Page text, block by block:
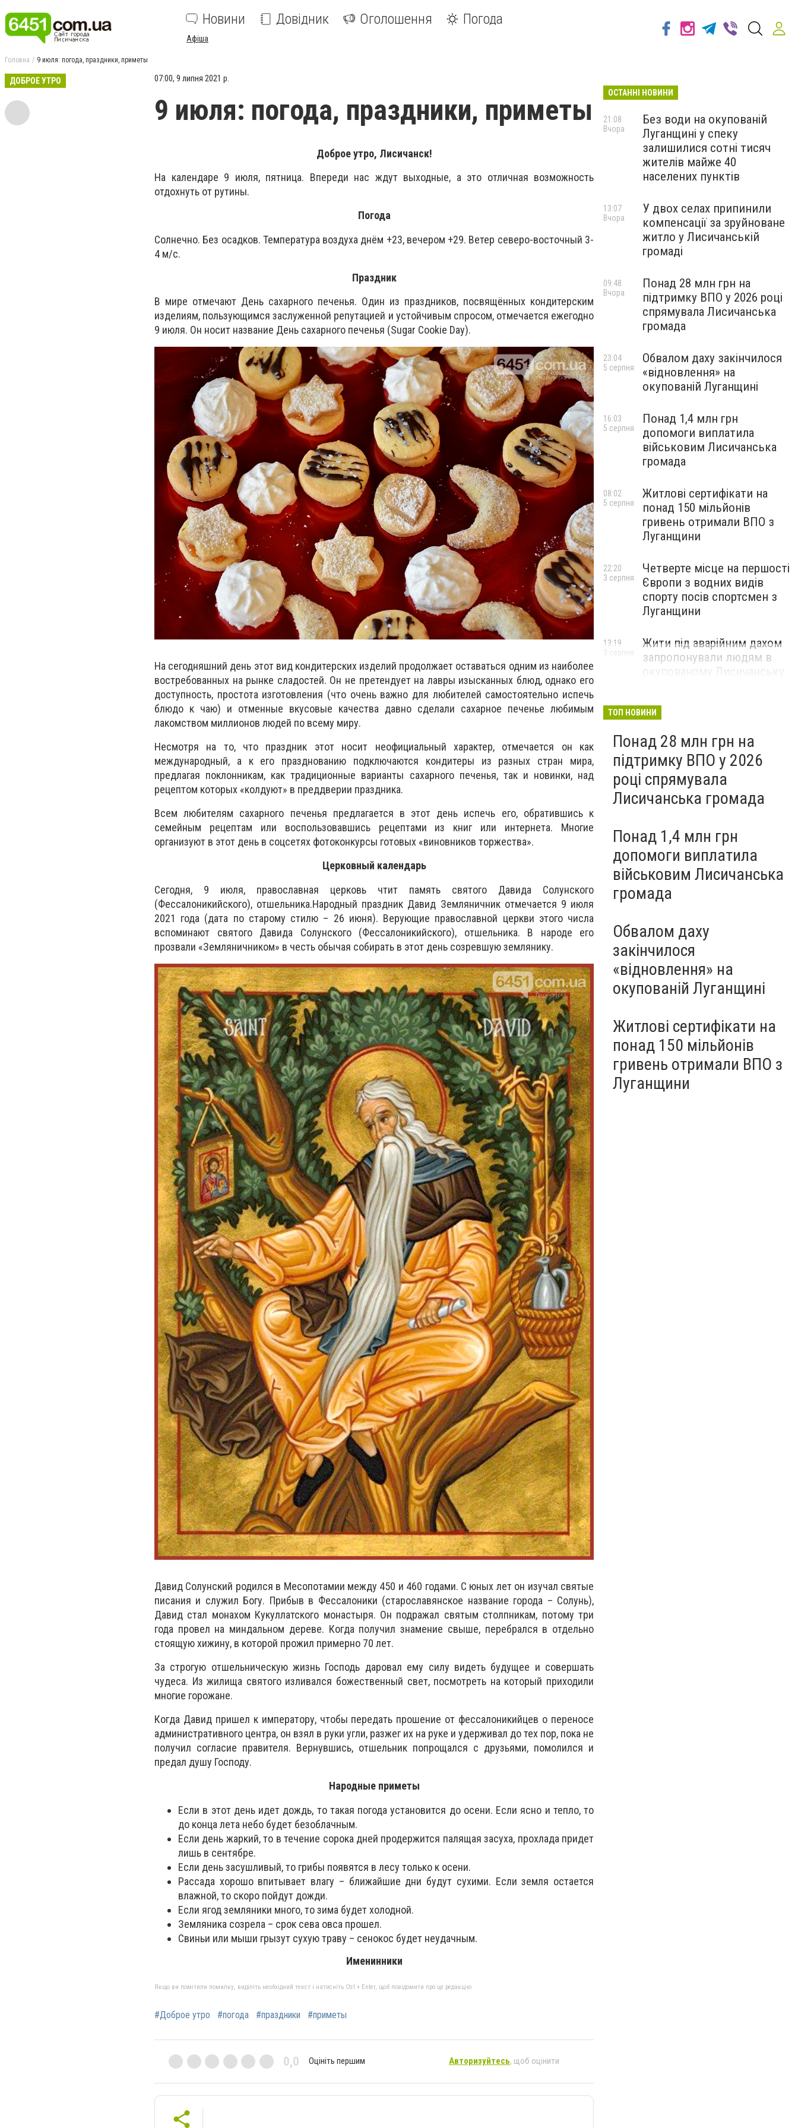
Новини Довідник Оголошення Погода
Афіша
Головна 9 июля: погода, праздники, приметы
ДОБРОЕ УТРО 07:00, 9 липня 2021 р.
9 июля: погода, праздники, приметы
Доброе утро, Лисичанск!
На календаре 9 июля, пятница. Впереди нас ждут выходные, а это отличная возможность
отдохнуть от рутины.
Погода
Солнечно. Без осадков. Температура воздуха днём +23, вечером +29. Ветер северо-восточный 3-
4 м/с.
Праздник
В мире отмечают День сахарного печенья. Один из праздников, посвящённых кондитерским
изделиям, пользующимся заслуженной репутацией и устойчивым спросом, отмечается ежегодно
9 июля. Он носит название День сахарного печенья (Sugar Cookie Day).
На сегодняшний день этот вид кондитерских изделий продолжает оставаться одним из наиболее
востребованных на рынке сладостей. Он не претендует на лавры изысканных блюд, однако его
доступность, простота изготовления (что очень важно для любителей самостоятельно испечь
блюдо к чаю) и отменные вкусовые качества давно сделали сахарное печенье любимым
лакомством миллионов людей по всему миру.
Несмотря на то, что праздник этот носит неофициальный характер, отмечается он как
международный, а к его празднованию подключаются кондитеры из разных стран мира,
предлагая поклонникам, как традиционные варианты сахарного печенья, так и новинки, над
рецептом которых «колдуют» в преддверии праздника.
Всем любителям сахарного печенья предлагается в этот день испечь его, обратившись к
семейным рецептам или воспользовавшись рецептами из книг или интернета. Многие
организуют в этот день в соцсетях фотоконкурсы готовых «виновников торжества».
Церковный календарь
Сегодня, 9 июля, православная церковь чтит память святого Давида Солунского
(Фессалоникийского), отшельника.Народный праздник Давид Земляничник отмечается 9 июля
2021 года (дата по старому стилю – 26 июня). Верующие православной церкви этого числа
вспоминают святого Давида Солунского (Фессалоникийского), отшельника. В народе его
прозвали «Земляничником» в честь обычая собирать в этот день созревшую землянику.
Давид Солунский родился в Месопотамии между 450 и 460 годами. С юных лет он изучал святые
писания и служил Богу. Прибыв в Фессалоники (старославянское название города – Солунь),
Давид стал монахом Кукуллатского монастыря. Он подражал святым столпникам, потому три
года провел на миндальном дереве. Когда получил знамение свыше, перебрался в отдельно
стоящую хижину, в которой прожил примерно 70 лет.
За строгую отшельническую жизнь Господь даровал ему силу видеть будущее и совершать
чудеса. Из жилища святого изливался божественный свет, посмотреть на который приходили
многие горожане.
Когда Давид пришел к императору, чтобы передать прошение от фессалоникийцев о переносе
административного центра, он взял в руки угли, разжег их на руке и удерживал до тех пор, пока не
получил согласие правителя. Вернувшись, отшельник попрощался с друзьями, помолился и
предал душу Господу.
Народные приметы
Если в этот день идет дождь, то такая погода установится до осени. Если ясно и тепло, то
до конца лета небо будет безоблачным.
Если день жаркий, то в течение сорока дней продержится палящая засуха, прохлада придет
лишь в сентябре.
Если день засушливый, то грибы появятся в лесу только к осени.
Рассада хорошо впитывает влагу – ближайшие дни будут сухими. Если земля остается
влажной, то скоро пойдут дожди.
Если ягод земляники много, то зима будет холодной.
Земляника созрела – срок сева овса прошел.
Свиньи или мыши грызут сухую траву – сенокос будет неудачным.
Именинники
Якщо ви помітили помилку, виділіть необхідний текст і натисніть Ctrl + Enter, щоб повідомити про це редакцію
#Доброе утро #погода #праздники #приметы
0,0 Оцініть першим Авторизуйтесь, щоб оцінити
ОСТАННІ НОВИНИ
Без води на окупованій
Луганщині у спеку
залишилися сотні тисяч
жителів майже 40
населених пунктів
21:08
Вчора
У двох селах припинили
компенсації за зруйноване
житло у Лисичанській
громаді
13:07
Вчора
Понад 28 млн грн на
підтримку ВПО у 2026 році
спрямувала Лисичанська
громада
09:48
Вчора
Обвалом даху закінчилося
«відновлення» на
окупованій Луганщині
23:04
5 серпня
Понад 1,4 млн грн
допомоги виплатила
військовим Лисичанська
громада
16:03
5 серпня
Житлові сертифікати на
понад 150 мільйонів
гривень отримали ВПО з
Луганщини
08:02
5 серпня
Четверте місце на першості
Європи з водних видів
спорту посів спортсмен з
Луганщини
22:20
3 серпня
Жити під аварійним дахом
запропонували людям в
окупованому Лисичанську
13:19
3 серпня
ТОП НОВИНИ
Понад 28 млн грн на
підтримку ВПО у 2026
році спрямувала
Лисичанська громада
Понад 1,4 млн грн
допомоги виплатила
військовим Лисичанська
громада
Обвалом даху
закінчилося
«відновлення» на
окупованій Луганщині
Житлові сертифікати на
понад 150 мільйонів
гривень отримали ВПО з
Луганщини